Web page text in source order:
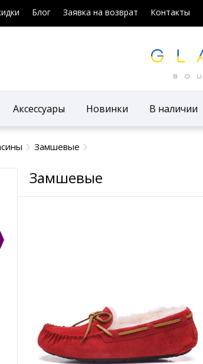
Блог Заявка на возврат Контакты
Аксессуары Новинки В наличии
Замшевые
Замшевые